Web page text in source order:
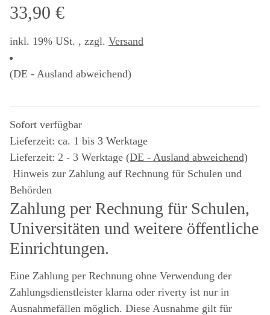
33,90 €
inkl. 19% USt. , zzgl. Versand
(DE - Ausland abweichend)
Sofort verfügbar
Lieferzeit: ca. 1 bis 3 Werktage
Lieferzeit: 2 - 3 Werktage (DE - Ausland abweichend)
Hinweis zur Zahlung auf Rechnung für Schulen und
Behörden
Zahlung per Rechnung für Schulen,
Universitäten und weitere öffentliche
Einrichtungen.
Eine Zahlung per Rechnung ohne Verwendung der
Zahlungsdienstleister klarna oder riverty ist nur in
Ausnahmefällen möglich. Diese Ausnahme gilt für